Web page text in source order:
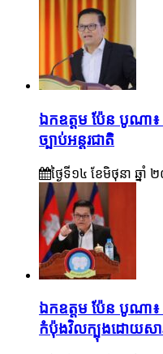
ឯកឧត្តម ប៉ែន បូណា៖
ច្បាប់អន្តរជាតិ
ថ្ងៃទី១៤ ខែ​មិថុនា ឆ្នាំ
ឯកឧត្តម ប៉ែន បូណា៖
កំប៉ុងវិលក្បុងដោយសា